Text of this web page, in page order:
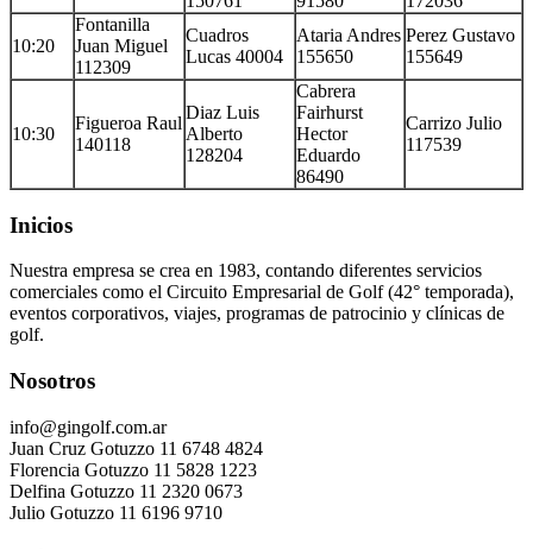
10:20
Fontanilla
Juan Miguel
112309
Cuadros
Lucas 40004
Ataria Andres
155650
Perez Gustavo
155649
10:30
Figueroa Raul
140118
Diaz Luis
Alberto
128204
Cabrera
Fairhurst
Hector
Eduardo
86490
Carrizo Julio
117539
Inicios
Nuestra empresa se crea en 1983, contando diferentes servicios
comerciales como el Circuito Empresarial de Golf (42° temporada),
eventos corporativos, viajes, programas de patrocinio y clínicas de
golf.
Nosotros
info@gingolf.com.ar
Juan Cruz Gotuzzo 11 6748 4824
Florencia Gotuzzo 11 5828 1223
Delfina Gotuzzo 11 2320 0673
Julio Gotuzzo 11 6196 9710